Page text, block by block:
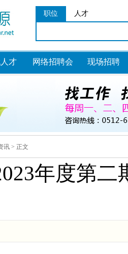
职位 人才
才 网络招聘会 现场招聘
讯 > 正文
年度第